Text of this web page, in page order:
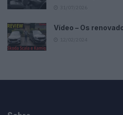
Vídeo – Os